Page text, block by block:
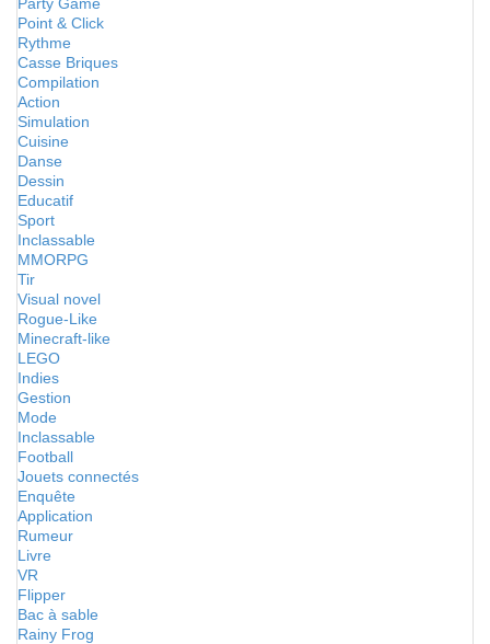
Point & Click
Rythme
Casse Briques
Compilation
Action
Simulation
Cuisine
Danse
Dessin
Educatif
Sport
Inclassable
MMORPG
Tir
Visual novel
Rogue-Like
Minecraft-like
LEGO
Indies
Gestion
Mode
Inclassable
Football
Jouets connectés
Enquête
Application
Rumeur
Livre
VR
Flipper
Bac à sable
Rainy Frog